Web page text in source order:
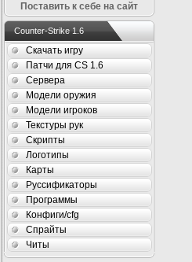
Поставить к себе на сайт
Counter-Strike 1.6
Скачать игру
Патчи для CS 1.6
Сервера
Модели оружия
Модели игроков
Текстуры рук
Скрипты
Логотипы
Карты
Руссификаторы
Программы
Конфиги/cfg
Спрайты
Читы